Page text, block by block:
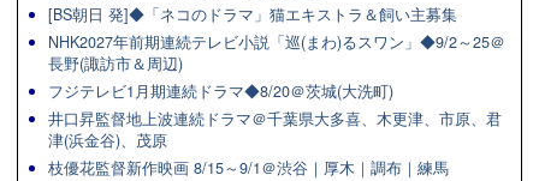
[BS朝日 発]◆「ネコのドラマ」猫エキストラ＆飼い主募集
NHK2027年前期連続テレビ小説「巡(まわ)るスワン」◆9/2～25＠
長野(諏訪市＆周辺)
フジテレビ1月期連続ドラマ◆8/20＠茨城(大洗町)
井口昇監督地上波連続ドラマ＠千葉県大多喜、木更津、市原、君
津(浜金谷)、茂原
枝優花監督新作映画 8/15～9/1＠渋谷｜厚木｜調布｜練馬